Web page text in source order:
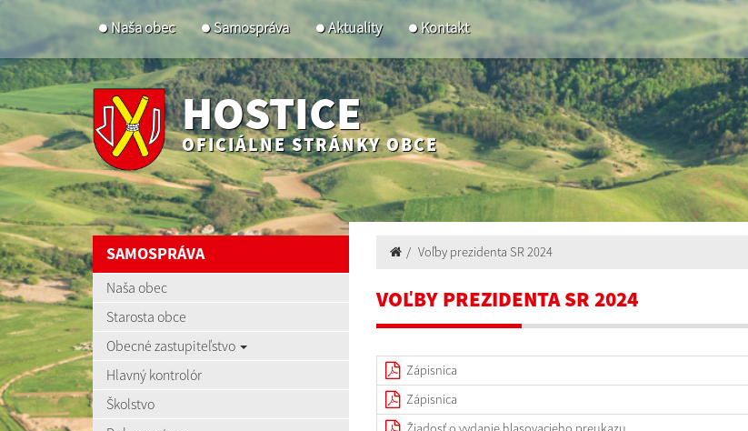
Naša obec Samospráva Aktuality Kontakt
HOSTICE
OFICIÁLNE STRÁNKY OBCE
SAMOSPRÁVA
Naša obec
Starosta obce
Obecné zastupiteľstvo
Hlavný kontrolór
Školstvo
Voľby prezidenta SR 2024
VOĽBY PREZIDENTA SR 2024
Zápisnica
Zápisnica